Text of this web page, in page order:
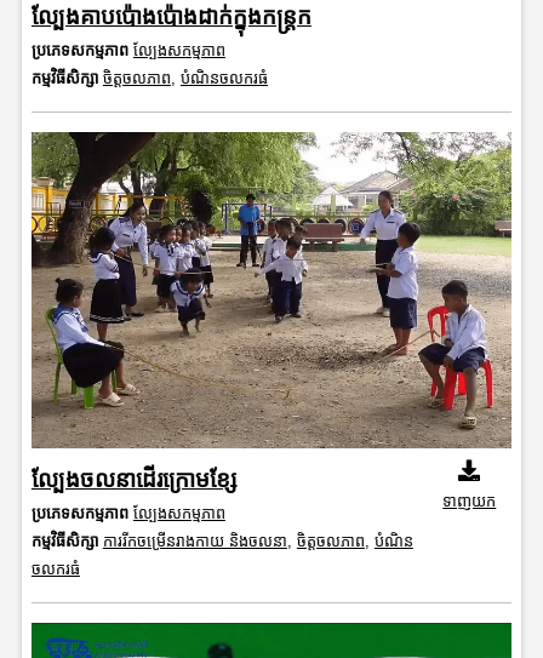
ល្បែងគាបប៉ោងប៉ោងដាក់ក្នុងកន្ត្រក
ប្រភេទសកម្មភាព ល្បែងសកម្មភាព
កម្មវិធីសិក្សា ចិត្តចលភាព, បំណិនចលករធំ
ល្បែងចលនាដើរក្រោមខ្សែ
ប្រភេទសកម្មភាព ល្បែងសកម្មភាព
កម្មវិធីសិក្សា ការរីកចម្រើនរាងកាយ និងចលនា, ចិត្តចលភាព, បំណិន
ចលករធំ
ទាញយក